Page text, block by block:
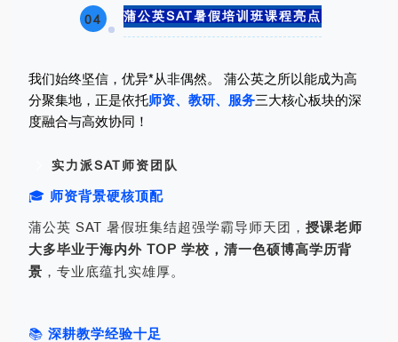
04 蒲公英SAT暑假培训班课程亮点
我们始终坚信，优异*从非偶然。 蒲公英之所以能成为高
分聚集地，正是依托师资、教研、服务三大核心板块的深
度融合与高效协同！
实力派SAT师资团队
🎓 师资背景硬核顶配
蒲公英 SAT 暑假班集结超强学霸导师天团， 授课老师
大多毕业于海内外 TOP 学校，清一色硕博高学历背
景 ，专业底蕴扎实雄厚。
📚 深耕教学经验十足